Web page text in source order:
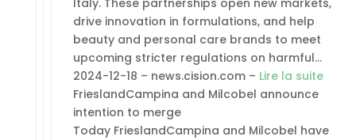
Italy. These partnerships open new markets,
drive innovation in formulations, and help
beauty and personal care brands to meet
upcoming stricter regulations on harmful…
2024-12-18 – news.cision.com – Lire la suite
FrieslandCampina and Milcobel announce
intention to merge
Today FrieslandCampina and Milcobel have